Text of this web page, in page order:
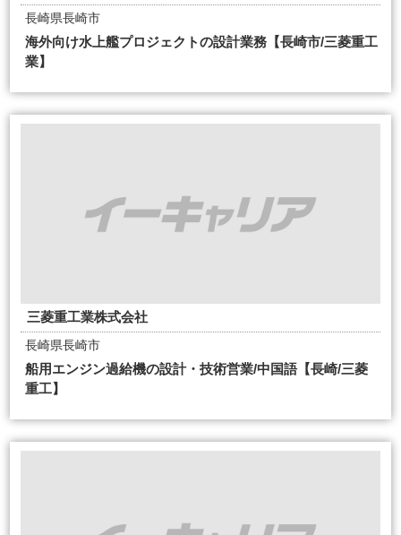
長崎県長崎市
海外向け水上艦プロジェクトの設計業務【長崎市/三菱重工
業】
三菱重工業株式会社
長崎県長崎市
船用エンジン過給機の設計・技術営業/中国語【長崎/三菱
重工】